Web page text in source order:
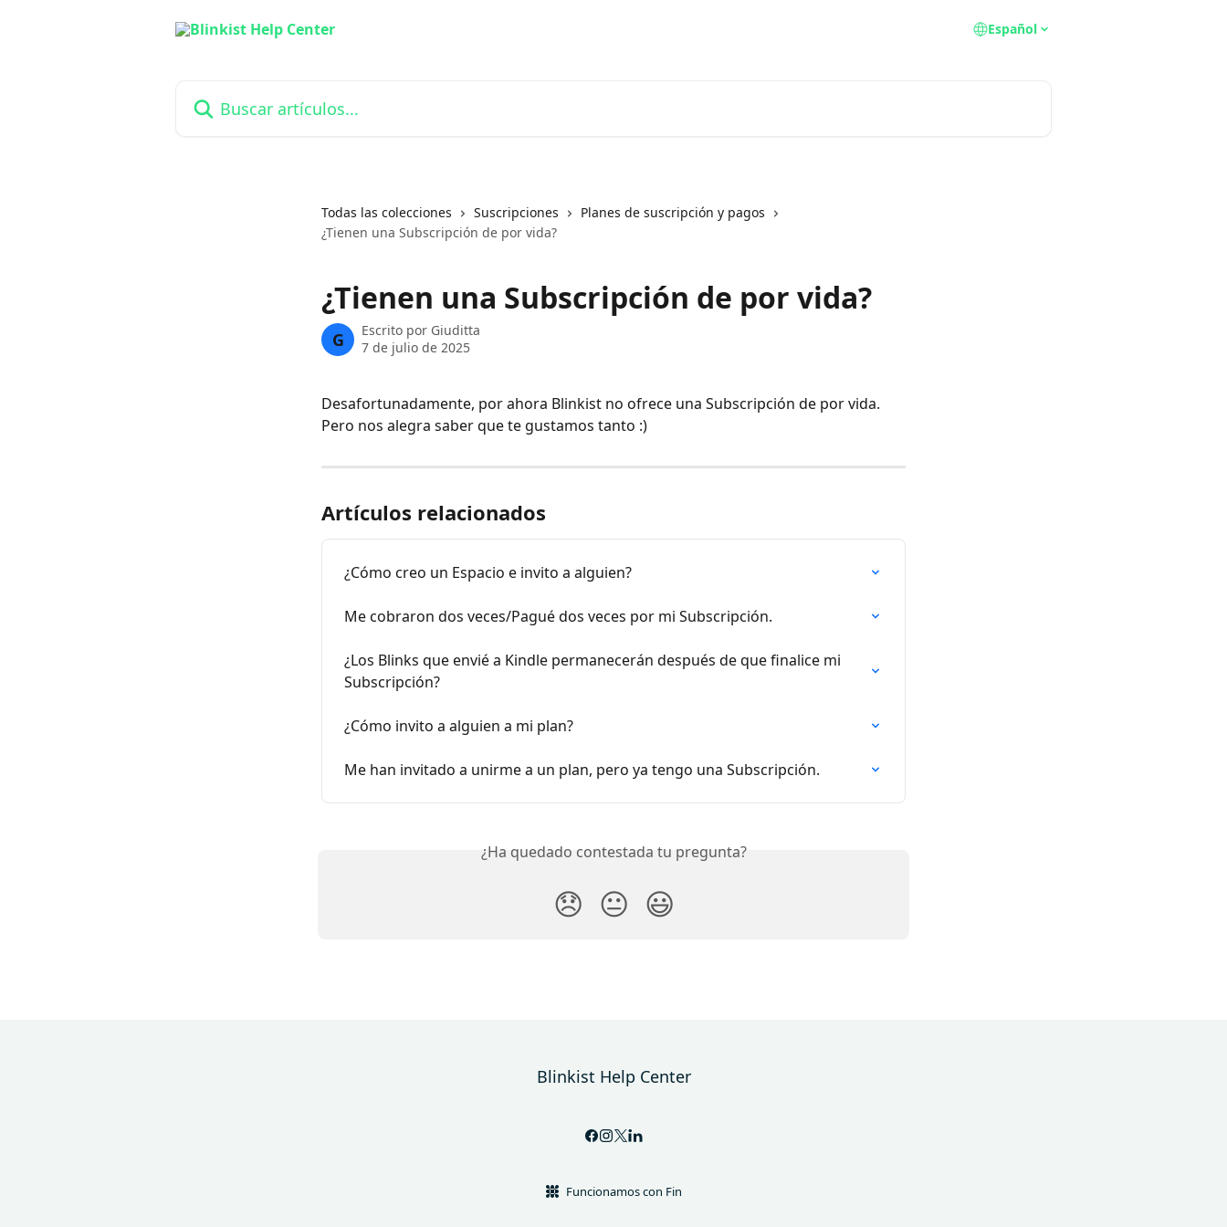
Español
Todas las colecciones Suscripciones
Planes de suscripción y pagos
¿Tienen una Subscripción de por vida?
¿Tienen una Subscripción de por vida?
G Escrito por Giuditta
7 de julio de 2025
Desafortunadamente, por ahora Blinkist no ofrece una Subscripción de por vida.
Pero nos alegra saber que te gustamos tanto :)
Artículos relacionados
¿Cómo creo un Espacio e invito a alguien?
Me cobraron dos veces/Pagué dos veces por mi Subscripción.
¿Los Blinks que envié a Kindle permanecerán después de que finalice mi
Subscripción?
¿Cómo invito a alguien a mi plan?
Me han invitado a unirme a un plan, pero ya tengo una Subscripción.
¿Ha quedado contestada tu pregunta?
😞 😐 😃
Blinkist Help Center
Funcionamos con Fin